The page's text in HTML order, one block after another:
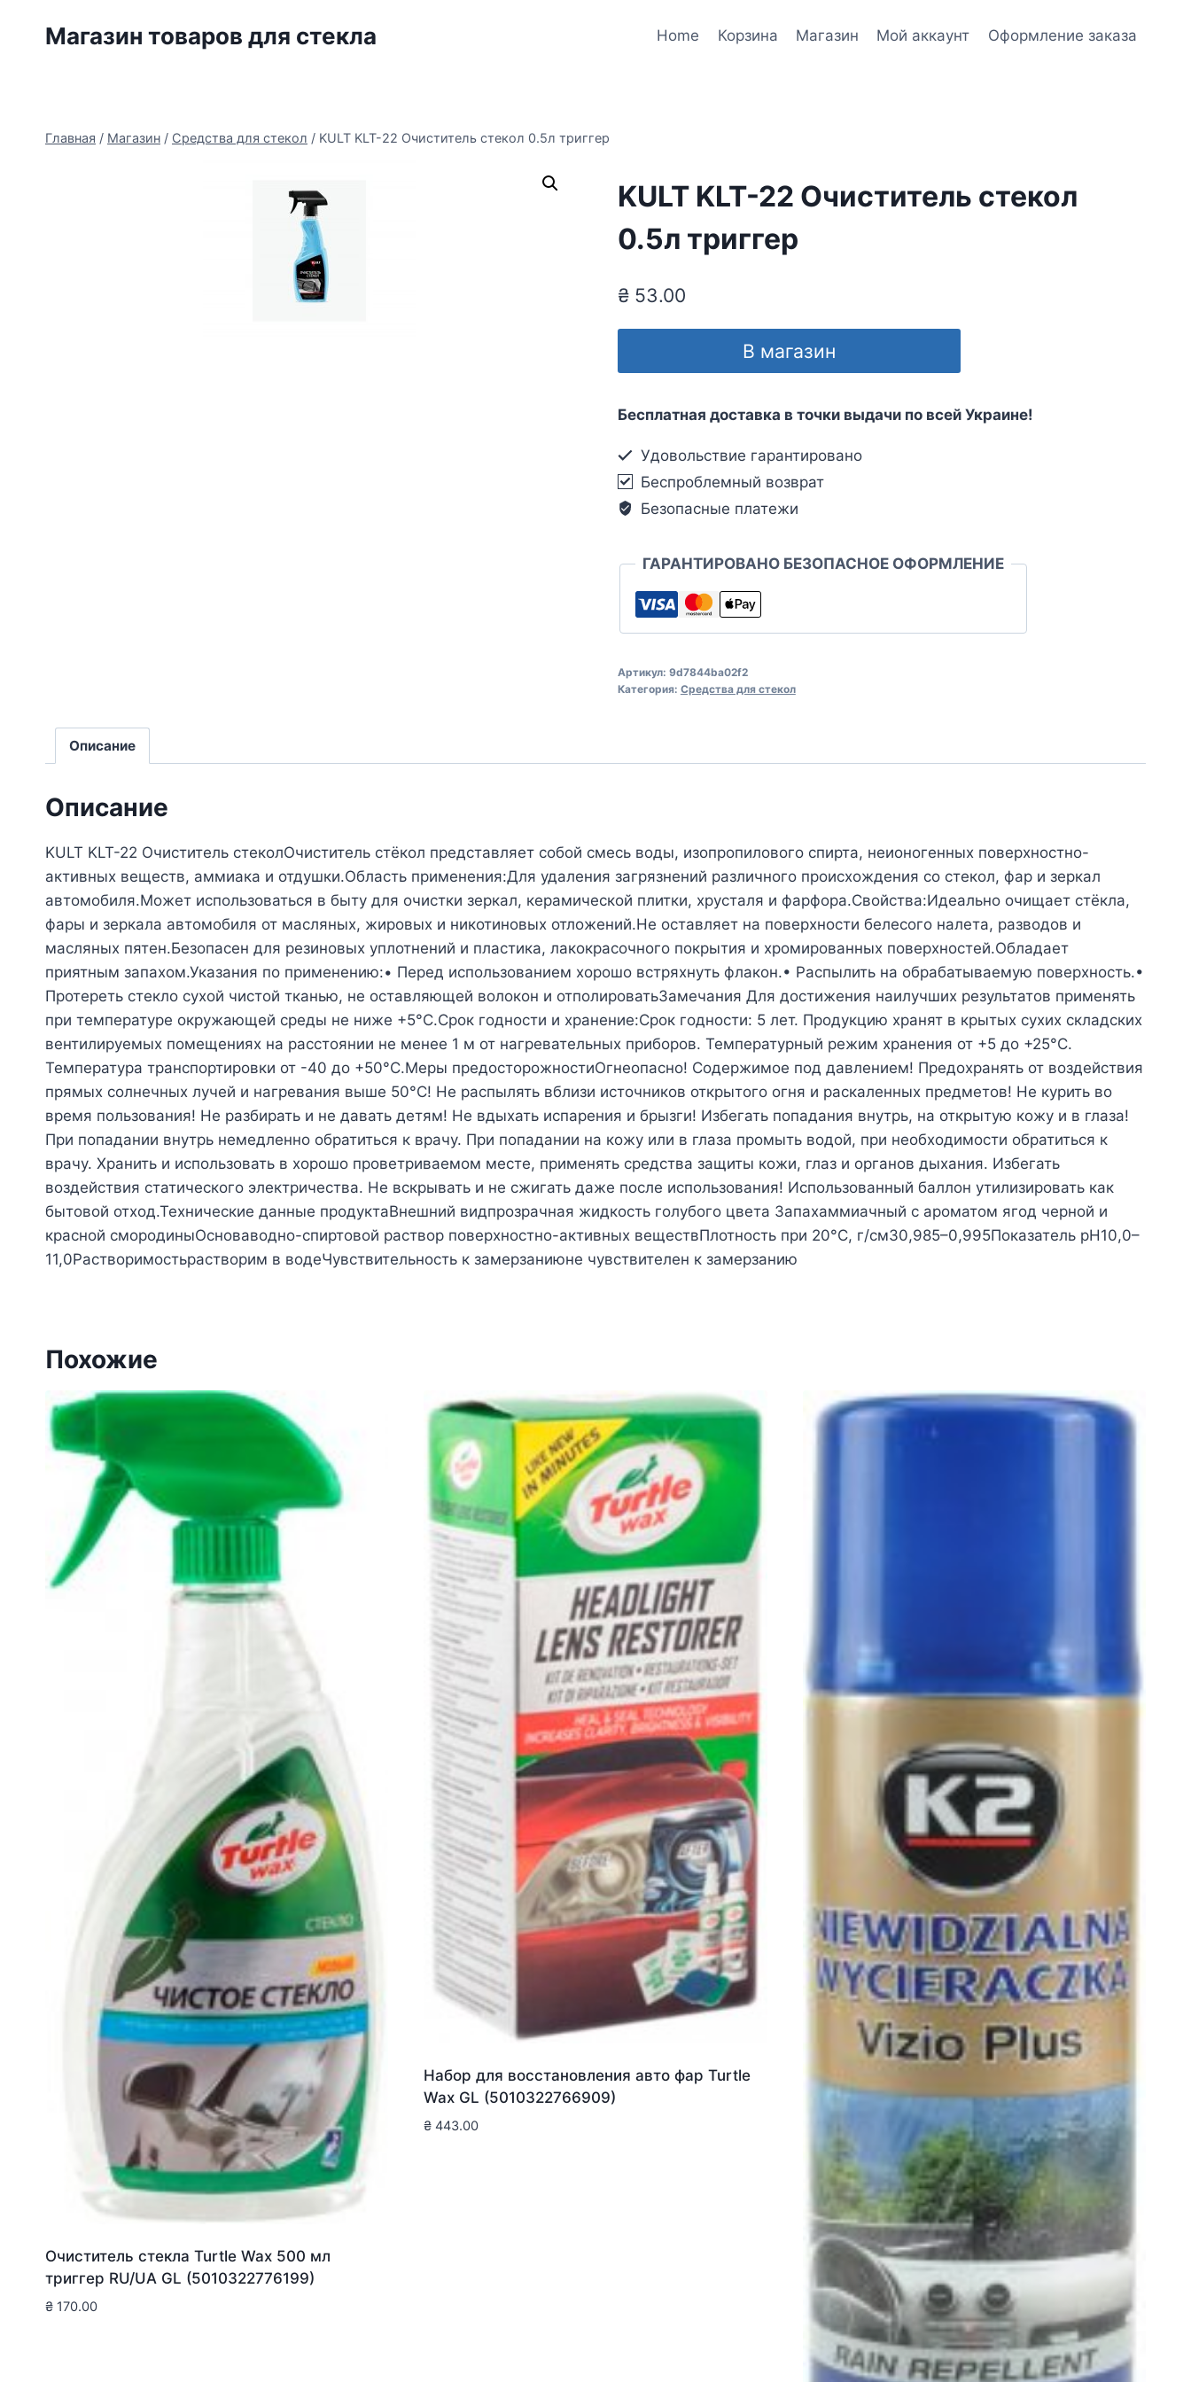
Магазин товаров для стекла Home Корзина Магазин Мой аккаунт Оформление заказа
Главная / Магазин / Средства для стекол / KULT KLT-22 Очиститель стекол 0.5л триггер
KULT KLT-22 Очиститель стекол
0.5л триггер
₴53.00
В магазин
Бесплатная доставка в точки выдачи по всей Украине!
Удовольствие гарантировано
Беспроблемный возврат
Безопасные платежи
ГАРАНТИРОВАНО БЕЗОПАСНОЕ ОФОРМЛЕНИЕ
Артикул: 9d7844ba02f2
Категория: Средства для стекол
Описание
Описание
KULT KLT-22 Очиститель стеколОчиститель стёкол представляет собой смесь воды, изопропилового спирта, неионогенных поверхностно-
активных веществ, аммиака и отдушки.Область применения:Для удаления загрязнений различного происхождения со стекол, фар и зеркал
автомобиля.Может использоваться в быту для очистки зеркал, керамической плитки, хрусталя и фарфора.Свойства:Идеально очищает стёкла,
фары и зеркала автомобиля от масляных, жировых и никотиновых отложений.Не оставляет на поверхности белесого налета, разводов и
масляных пятен.Безопасен для резиновых уплотнений и пластика, лакокрасочного покрытия и хромированных поверхностей.Обладает
приятным запахом.Указания по применению:• Перед использованием хорошо встряхнуть флакон.• Распылить на обрабатываемую поверхность.•
Протереть стекло сухой чистой тканью, не оставляющей волокон и отполироватьЗамечания Для достижения наилучших результатов применять
при температуре окружающей среды не ниже +5°С.Срок годности и хранение:Срок годности: 5 лет. Продукцию хранят в крытых сухих складских
вентилируемых помещениях на расстоянии не менее 1 м от нагревательных приборов. Температурный режим хранения от +5 до +25°С.
Температура транспортировки от -40 до +50°С.Меры предосторожностиОгнеопасно! Содержимое под давлением! Предохранять от воздействия
прямых солнечных лучей и нагревания выше 50°С! Не распылять вблизи источников открытого огня и раскаленных предметов! Не курить во
время пользования! Не разбирать и не давать детям! Не вдыхать испарения и брызги! Избегать попадания внутрь, на открытую кожу и в глаза!
При попадании внутрь немедленно обратиться к врачу. При попадании на кожу или в глаза промыть водой, при необходимости обратиться к
врачу. Хранить и использовать в хорошо проветриваемом месте, применять средства защиты кожи, глаз и органов дыхания. Избегать
воздействия статического электричества. Не вскрывать и не сжигать даже после использования! Использованный баллон утилизировать как
бытовой отход.Технические данные продуктаВнешний видпрозрачная жидкость голубого цвета Запахаммиачный с ароматом ягод черной и
красной смородиныОсноваводно-спиртовой раствор поверхностно-активных веществПлотность при 20°С, г/см30,985–0,995Показатель pH10,0–
11,0Растворимостьрастворим в водеЧувствительность к замерзаниюне чувствителен к замерзанию
Похожие
Очиститель стекла Turtle Wax 500 мл
триггер RU/UA GL (5010322776199)
₴ 170.00
Набор для восстановления авто фар Turtle
Wax GL (5010322766909)
₴ 443.00